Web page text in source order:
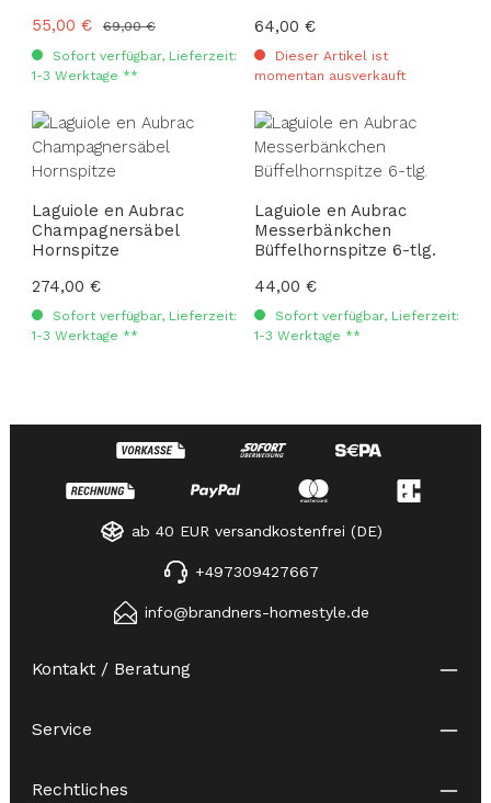
Verkaufspreis:
55,00 € Regulärer Preis:
69,00 €
Sofort verfügbar, Lieferzeit:
1-3 Werktage **
Regulärer Preis:
64,00 €
Dieser Artikel ist
momentan ausverkauft
Laguiole en Aubrac
Champagnersäbel
Hornspitze
Regulärer Preis:
274,00 €
Sofort verfügbar, Lieferzeit:
1-3 Werktage **
Laguiole en Aubrac
Messerbänkchen
Büffelhornspitze 6-tlg.
Regulärer Preis:
44,00 €
Sofort verfügbar, Lieferzeit:
1-3 Werktage **
ab 40 EUR versandkostenfrei (DE)
+497309427667
info@brandners-homestyle.de
Kontakt / Beratung
Service
Rechtliches